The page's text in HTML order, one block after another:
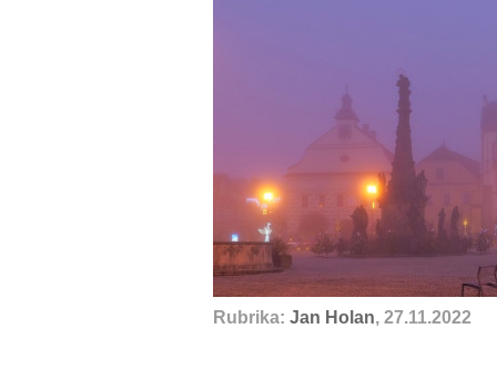
Rubrika: Jan Holan, 27.11.2022